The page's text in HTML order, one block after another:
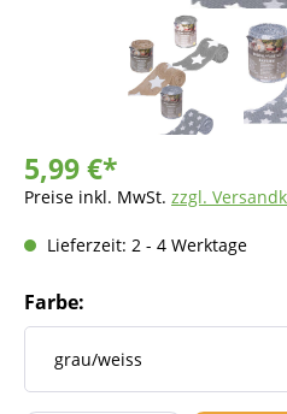
5,99 €*
Preise inkl. MwSt. zzgl.
Lieferzeit: 2 - 4 Werktage
Farbe: